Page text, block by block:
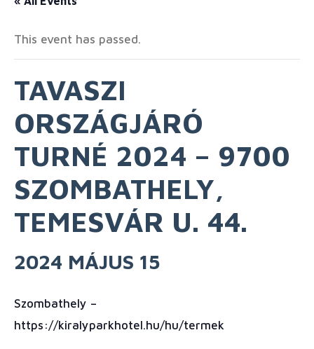
This event has passed.
TAVASZI
ORSZÁGJÁRÓ
TURNÉ 2024 – 9700
SZOMBATHELY,
TEMESVÁR U. 44.
2024 MÁJUS 15
Szombathely –
https://kiralyparkhotel.hu/hu/termek